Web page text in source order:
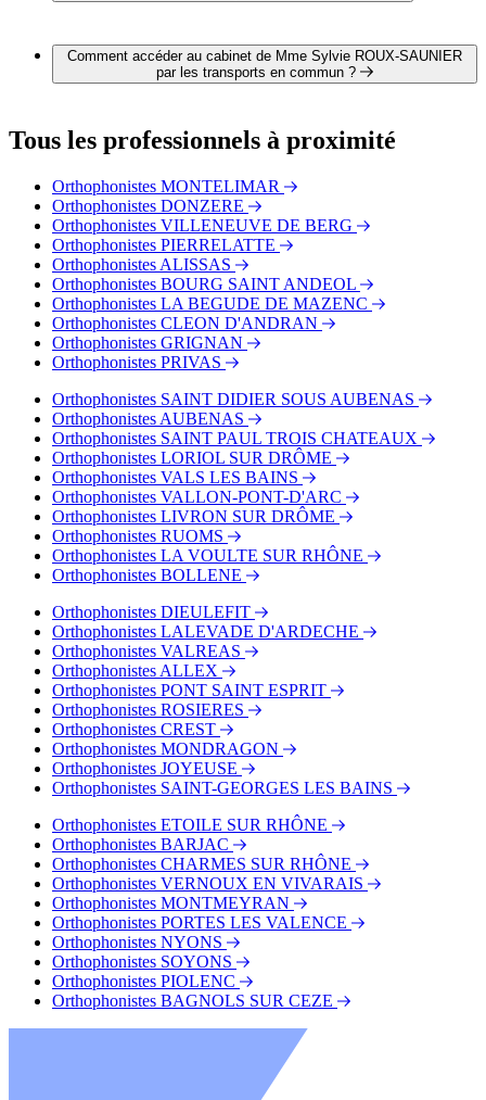
par téléphone au 04 75 49 11 86.
Comment accéder au cabinet de Mme Sylvie ROUX-SAUNIER
par les transports en commun ?
proximité des arrêts suivants :
Bus - Le Teil - Sablons
Bus - Le Teil - Mairie
Tous les professionnels à proximité
Orthophonistes MONTELIMAR
Orthophonistes DONZERE
Orthophonistes VILLENEUVE DE BERG
Orthophonistes PIERRELATTE
Orthophonistes ALISSAS
Orthophonistes BOURG SAINT ANDEOL
Orthophonistes LA BEGUDE DE MAZENC
Orthophonistes CLEON D'ANDRAN
Orthophonistes GRIGNAN
Orthophonistes PRIVAS
Orthophonistes SAINT DIDIER SOUS AUBENAS
Orthophonistes AUBENAS
Orthophonistes SAINT PAUL TROIS CHATEAUX
Orthophonistes LORIOL SUR DRÔME
Orthophonistes VALS LES BAINS
Orthophonistes VALLON-PONT-D'ARC
Orthophonistes LIVRON SUR DRÔME
Orthophonistes RUOMS
Orthophonistes LA VOULTE SUR RHÔNE
Orthophonistes BOLLENE
Orthophonistes DIEULEFIT
Orthophonistes LALEVADE D'ARDECHE
Orthophonistes VALREAS
Orthophonistes ALLEX
Orthophonistes PONT SAINT ESPRIT
Orthophonistes ROSIERES
Orthophonistes CREST
Orthophonistes MONDRAGON
Orthophonistes JOYEUSE
Orthophonistes SAINT-GEORGES LES BAINS
Orthophonistes ETOILE SUR RHÔNE
Orthophonistes BARJAC
Orthophonistes CHARMES SUR RHÔNE
Orthophonistes VERNOUX EN VIVARAIS
Orthophonistes MONTMEYRAN
Orthophonistes PORTES LES VALENCE
Orthophonistes NYONS
Orthophonistes SOYONS
Orthophonistes PIOLENC
Orthophonistes BAGNOLS SUR CEZE